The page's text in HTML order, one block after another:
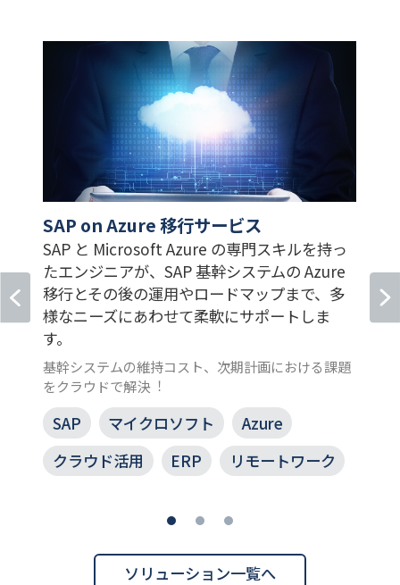
SAP on Azure 移行サービス
SAP と Microsoft Azure の専門スキルを持っ
たエンジニアが、SAP 基幹システムの Azure
移行とその後の運用やロードマップまで、多
様なニーズにあわせて柔軟にサポートしま
す。
基幹システムの維持コスト、次期計画における課題
をクラウドで解決︕
SAP マイクロソフト
Azure
クラウド活用
ERP リモートワーク
ソリューション一覧へ